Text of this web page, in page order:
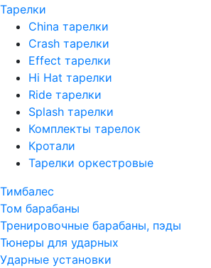
Тарелки
China тарелки
Crash тарелки
Effect тарелки
Hi Hat тарелки
Ride тарелки
Splash тарелки
Комплекты тарелок
Кротали
Тарелки оркестровые
Тимбалес
Том барабаны
Тренировочные барабаны, пэды
Тюнеры для ударных
Ударные установки